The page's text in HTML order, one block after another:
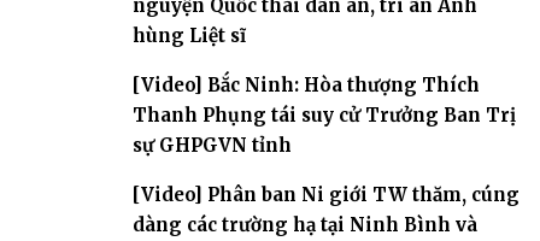
nguyện Quốc thái dân an, tri ân Anh
hùng Liệt sĩ
[Video] Bắc Ninh: Hòa thượng Thích
Thanh Phụng tái suy cử Trưởng Ban Trị
sự GHPGVN tỉnh
[Video] Phân ban Ni giới TW thăm, cúng
dàng các trường hạ tại Ninh Bình và